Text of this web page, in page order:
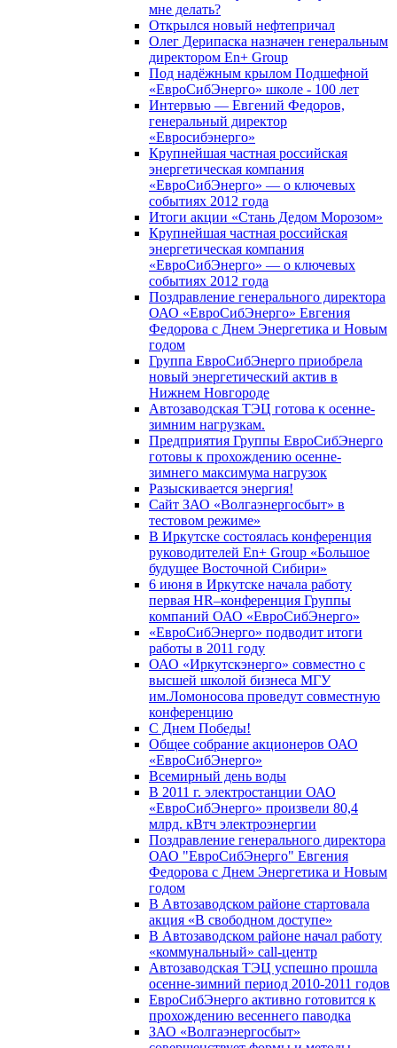
мне делать?
Открылся новый нефтепричал
Олег Дерипаска назначен генеральным
директором En+ Group
Под надёжным крылом Подшефной
«ЕвроСибЭнерго» школе - 100 лет
Интервью — Евгений Федоров,
генеральный директор
«Евросибэнерго»
Крупнейшая частная российская
энергетическая компания
«ЕвроСибЭнерго» — о ключевых
событиях 2012 года
Итоги акции «Стань Дедом Морозом»
Крупнейшая частная российская
энергетическая компания
«ЕвроСибЭнерго» — о ключевых
событиях 2012 года
Поздравление генерального директора
ОАО «ЕвроСибЭнерго» Евгения
Федорова с Днем Энергетика и Новым
годом
Группа ЕвроСибЭнерго приобрела
новый энергетический актив в
Нижнем Новгороде
Автозаводская ТЭЦ готова к осенне-
зимним нагрузкам.
Предприятия Группы ЕвроСибЭнерго
готовы к прохождению осенне-
зимнего максимума нагрузок
Разыскивается энергия!
Сайт ЗАО «Волгаэнергосбыт» в
тестовом режиме»
В Иркутске состоялась конференция
руководителей En+ Group «Большое
будущее Восточной Сибири»
6 июня в Иркутске начала работу
первая HR–конференция Группы
компаний ОАО «ЕвроСибЭнерго»
«ЕвроСибЭнерго» подводит итоги
работы в 2011 году
ОАО «Иркутскэнерго» совместно с
высшей школой бизнеса МГУ
им.Ломоносова проведут совместную
конференцию
С Днем Победы!
Общее собрание акционеров ОАО
«ЕвроСибЭнерго»
Всемирный день воды
В 2011 г. электростанции ОАО
«ЕвроСибЭнерго» произвели 80,4
млрд. кВтч электроэнергии
Поздравление генерального директора
ОАО "ЕвроСибЭнерго" Евгения
Федорова с Днем Энергетика и Новым
годом
В Автозаводском районе стартовала
акция «В свободном доступе»
В Автозаводском районе начал работу
«коммунальный» call-центр
Автозаводская ТЭЦ успешно прошла
осенне-зимний период 2010-2011 годов
ЕвроСибЭнерго активно готовится к
прохождению весеннего паводка
ЗАО «Волгаэнергосбыт»